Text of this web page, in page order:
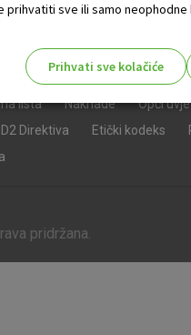
lista Naknade Opći
Direktiva Etički kodeks
pridržana.
prihvatiti sve ili samo neophodne
Prihvati sve kolačiće